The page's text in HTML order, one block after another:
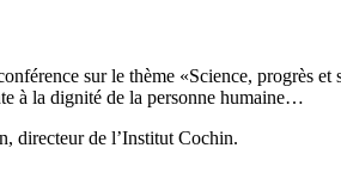
sur le thème «Science, progrès
à la dignité de la personne humaine…
directeur de l’Institut Cochin.